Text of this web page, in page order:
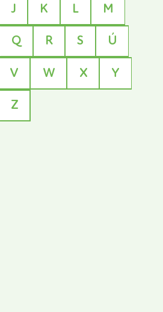
J K L M
Q R S Ú
V W X Y
Z